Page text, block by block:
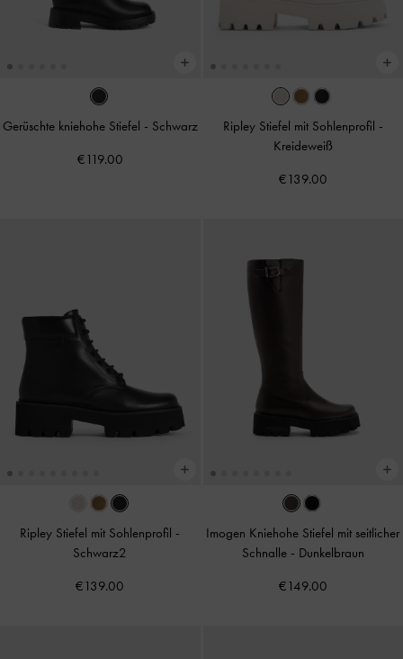
Gerüschte kniehohe Stiefel - Schwarz
€119.00
Ripley Stiefel mit Sohlenprofil -
Kreideweiß
€139.00
Ripley Stiefel mit Sohlenprofil -
Schwarz2
€139.00
Imogen Kniehohe Stiefel mit seitlicher
Schnalle - Dunkelbraun
€149.00